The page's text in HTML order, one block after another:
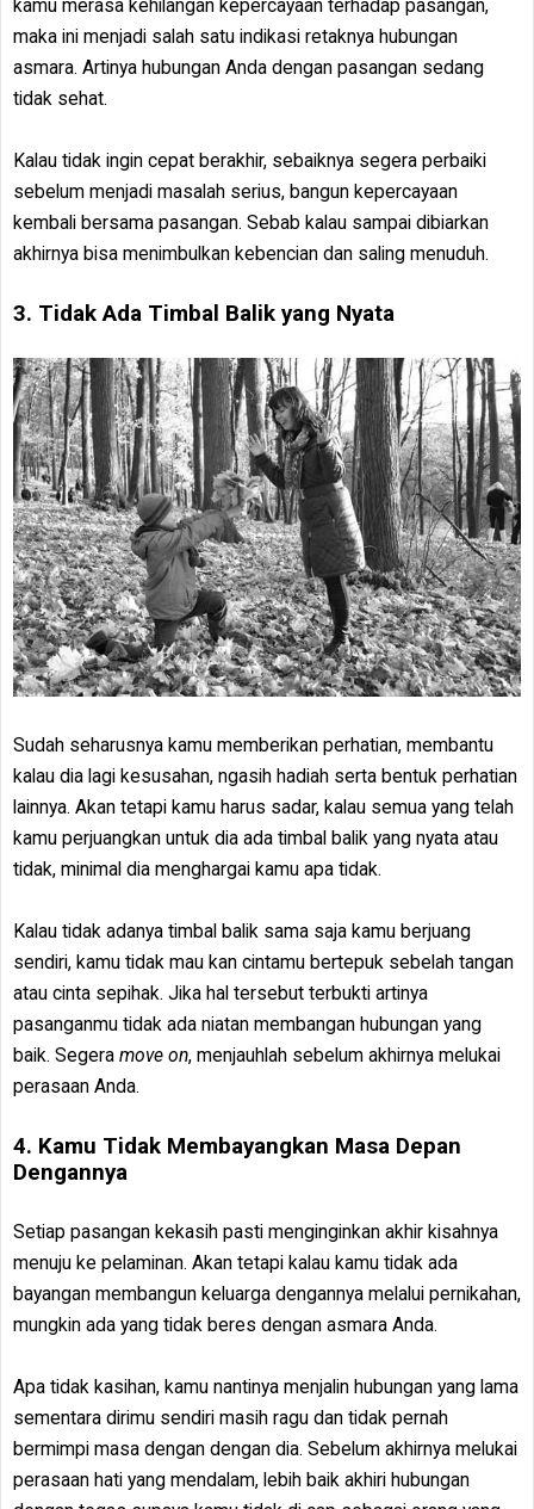
kamu merasa kehilangan kepercayaan terhadap pasangan,
maka ini menjadi salah satu indikasi retaknya hubungan
asmara. Artinya hubungan Anda dengan pasangan sedang
tidak sehat.
Kalau tidak ingin cepat berakhir, sebaiknya segera perbaiki
sebelum menjadi masalah serius, bangun kepercayaan
kembali bersama pasangan. Sebab kalau sampai dibiarkan
akhirnya bisa menimbulkan kebencian dan saling menuduh.
3. Tidak Ada Timbal Balik yang Nyata
Sudah seharusnya kamu memberikan perhatian, membantu
kalau dia lagi kesusahan, ngasih hadiah serta bentuk perhatian
lainnya. Akan tetapi kamu harus sadar, kalau semua yang telah
kamu perjuangkan untuk dia ada timbal balik yang nyata atau
tidak, minimal dia menghargai kamu apa tidak.
Kalau tidak adanya timbal balik sama saja kamu berjuang
sendiri, kamu tidak mau kan cintamu bertepuk sebelah tangan
atau cinta sepihak. Jika hal tersebut terbukti artinya
pasanganmu tidak ada niatan membangan hubungan yang
baik. Segera move on, menjauhlah sebelum akhirnya melukai
perasaan Anda.
4. Kamu Tidak Membayangkan Masa Depan
Dengannya
Setiap pasangan kekasih pasti menginginkan akhir kisahnya
menuju ke pelaminan. Akan tetapi kalau kamu tidak ada
bayangan membangun keluarga dengannya melalui pernikahan,
mungkin ada yang tidak beres dengan asmara Anda.
Apa tidak kasihan, kamu nantinya menjalin hubungan yang lama
sementara dirimu sendiri masih ragu dan tidak pernah
bermimpi masa dengan dengan dia. Sebelum akhirnya melukai
perasaan hati yang mendalam, lebih baik akhiri hubungan